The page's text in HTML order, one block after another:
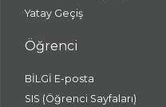
Yatay Geçiş
Öğrenci
BİLGİ E-posta
SIS (Öğrenci Sayfaları)